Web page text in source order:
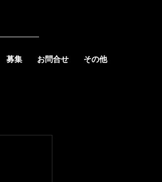
募集 お問合せ その他